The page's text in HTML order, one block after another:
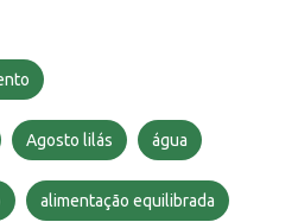
Agosto lilás água
alimentação equilibrada